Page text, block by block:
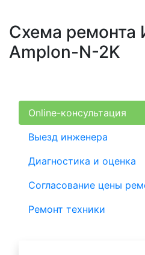
Схема ремонта
Amplon-N-2K
Online-консультация
Выезд инженера
Диагностика и оценка
Согласование цены
Ремонт техники